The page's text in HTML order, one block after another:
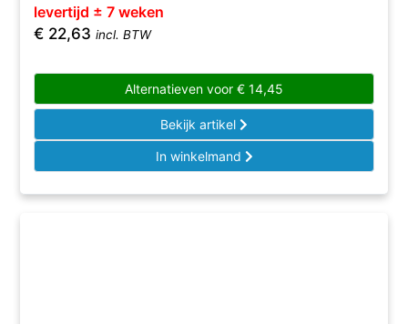
levertijd ± 7 weken
€ 22,63 incl. BTW
Alternatieven voor € 14,45
Bekijk artikel
In winkelmand